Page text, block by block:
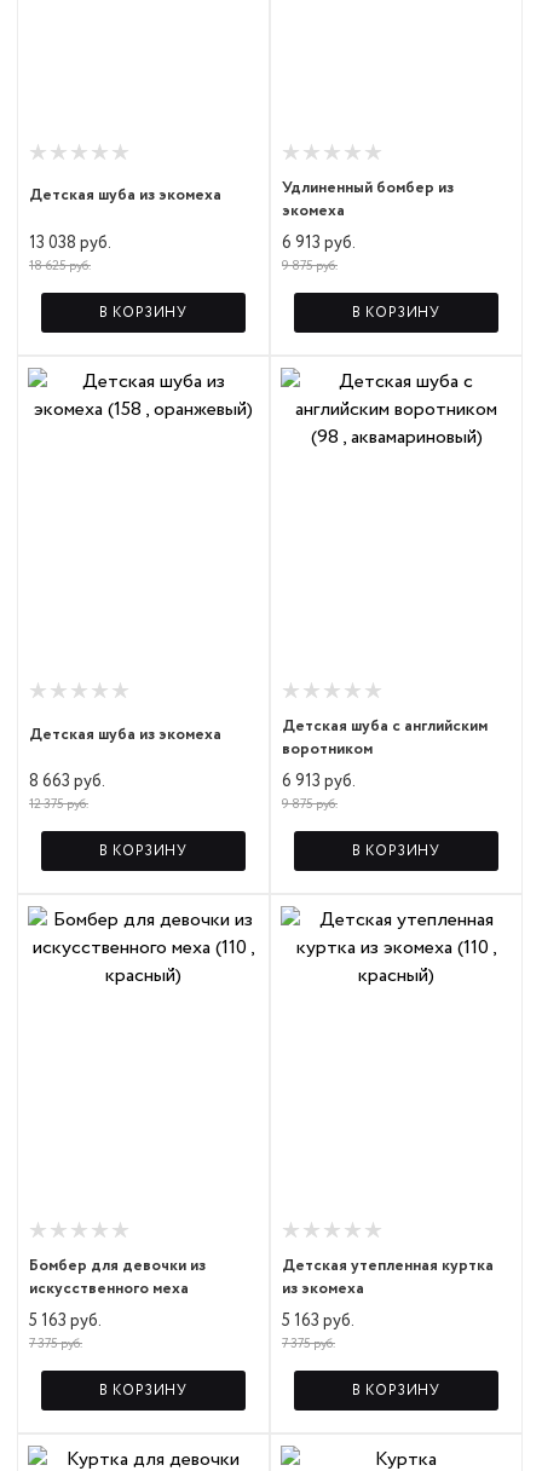
Детская шуба из экомеха
13 038 руб.
18 625 руб.
В КОРЗИНУ
Удлиненный бомбер из
экомеха
6 913 руб.
9 875 руб.
В КОРЗИНУ
Детская шуба из экомеха
8 663 руб.
12 375 руб.
В КОРЗИНУ
Детская шуба с английским
воротником
6 913 руб.
9 875 руб.
В КОРЗИНУ
Бомбер для девочки из
искусственного меха
5 163 руб.
7 375 руб.
В КОРЗИНУ
Детская утепленная куртка
из экомеха
5 163 руб.
7 375 руб.
В КОРЗИНУ